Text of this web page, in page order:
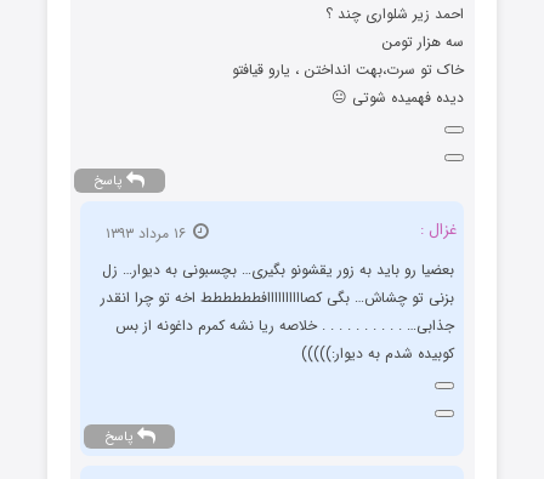
ﺍﺣﻤﺪ ﺯﯾﺮ ﺷﻠﻮﺍﺭﯼ ﭼﻨﺪ ؟
ﺳﻪ ﻫﺰﺍﺭ ﺗﻮﻣﻦ
ﺧﺎﮎ ﺗﻮ ﺳﺮﺕ،بهت انداختن ، ﯾﺎﺭﻭ ﻗﯿﺎﻓﺘﻮ
ﺩﯾﺪﻩ ﻓﻬﻤﯿﺪﻩ شوتى 😐
پاسخ
غزال :
ﺑﻌﻀﯿﺎ ﺭﻭ ﺑﺎﯾﺪ ﺑﻪ ﺯﻭﺭ ﯾﻘﺸﻮﻧﻮ ﺑﮕﯿﺮﯼ… ﺑﭽﺴﺒﻮﻧﯽ ﺑﻪ ﺩﯾﻮﺍﺭ… ﺯﻝ
ﺑﺰﻧﯽ ﺗﻮ ﭼﺸﺎﺵ… ﺑﮕﯽ ﮐﺼﺎﺍااااﺍﺍﺍﺍﻓﻄﻄﻄﻄﻄﻂ اخه ﺗﻮ چرا انقدﺭ
ﺟﺬﺍﺑﯽ… . . . . . . . . . . ﺧﻼﺻﻪ ﺭﯾﺎ ﻧﺸﻪ ﮐﻤﺮﻡ ﺩﺍﻏﻮﻧﻪ ﺍﺯ ﺑﺲ
ﮐﻮﺑﯿﺪﻩ ﺷﺪﻡ ﺑﻪ ﺩﯾﻮﺍر:)))))
پاسخ